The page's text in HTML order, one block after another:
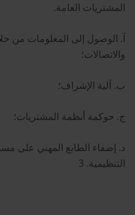
المشتريات العامة.
آ. الوصول إلى المعلومات من
والاتصالات؛
ب. آلية الإشراف؛
ج. حوكمة أنظمة المشتريات؛
د. إضفاء الطابع المهني على
التنظيمية. 3